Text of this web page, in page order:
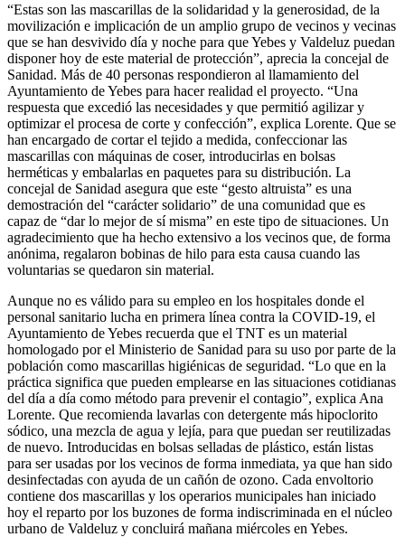
“Estas son las mascarillas de la solidaridad y la generosidad, de la
movilización e implicación de un amplio grupo de vecinos y vecinas
que se han desvivido día y noche para que Yebes y Valdeluz puedan
disponer hoy de este material de protección”, aprecia la concejal de
Sanidad. Más de 40 personas respondieron al llamamiento del
Ayuntamiento de Yebes para hacer realidad el proyecto. “Una
respuesta que excedió las necesidades y que permitió agilizar y
optimizar el procesa de corte y confección”, explica Lorente. Que se
han encargado de cortar el tejido a medida, confeccionar las
mascarillas con máquinas de coser, introducirlas en bolsas
herméticas y embalarlas en paquetes para su distribución. La
concejal de Sanidad asegura que este “gesto altruista” es una
demostración del “carácter solidario” de una comunidad que es
capaz de “dar lo mejor de sí misma” en este tipo de situaciones. Un
agradecimiento que ha hecho extensivo a los vecinos que, de forma
anónima, regalaron bobinas de hilo para esta causa cuando las
voluntarias se quedaron sin material.
Aunque no es válido para su empleo en los hospitales donde el
personal sanitario lucha en primera línea contra la COVID-19, el
Ayuntamiento de Yebes recuerda que el TNT es un material
homologado por el Ministerio de Sanidad para su uso por parte de la
población como mascarillas higiénicas de seguridad. “Lo que en la
práctica significa que pueden emplearse en las situaciones cotidianas
del día a día como método para prevenir el contagio”, explica Ana
Lorente. Que recomienda lavarlas con detergente más hipoclorito
sódico, una mezcla de agua y lejía, para que puedan ser reutilizadas
de nuevo. Introducidas en bolsas selladas de plástico, están listas
para ser usadas por los vecinos de forma inmediata, ya que han sido
desinfectadas con ayuda de un cañón de ozono. Cada envoltorio
contiene dos mascarillas y los operarios municipales han iniciado
hoy el reparto por los buzones de forma indiscriminada en el núcleo
urbano de Valdeluz y concluirá mañana miércoles en Yebes.